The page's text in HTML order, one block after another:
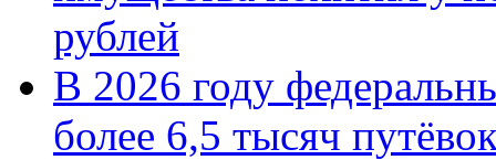
рублей
В 2026 году
более 6,5 тысяч